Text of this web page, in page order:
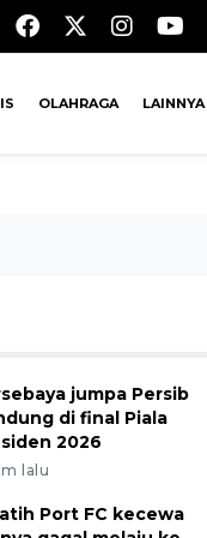
OLAHRAGA LAINNYA
jumpa Persib
di final Piala
2026
lalu
Port FC kecewa